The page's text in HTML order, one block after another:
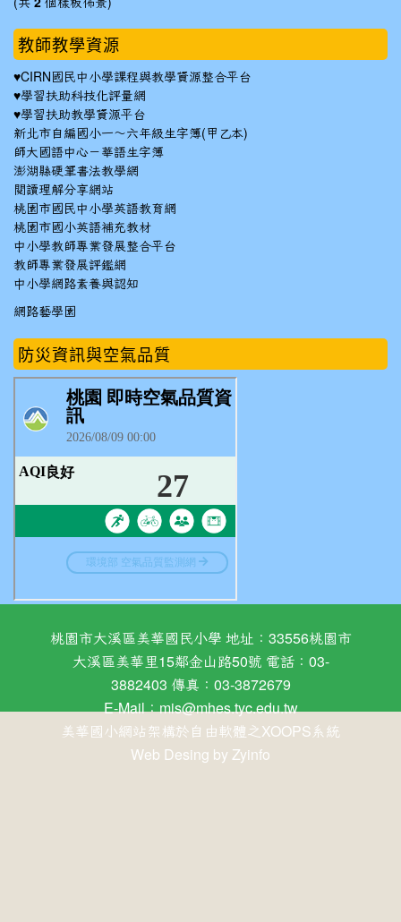
教師教學資源
♥CIRN國民中小學課程與教學資源整合平台
♥學習扶助科技化評量網
♥學習扶助教學資源平台
新北市自編國小一～六年級生字簿(甲乙本)
師大國語中心－華語生字簿
澎湖縣硬筆書法教學網
閱讀理解分享網站
桃園市國民中小學英語教育網
桃園市國小英語補充教材
中小學教師專業發展整合平台
教師專業發展評鑑網
中小學網路素養與認知
網路藝學園
防災資訊與空氣品質
桃園市大溪區美華國民小學 地址：33556桃園市
大溪區美華里15鄰金山路50號 電話：03-
3882403 傳真：03-3872679
E-Mail：mis@mhes.tyc.edu.tw
美華國小網站架構於自由軟體之XOOPS系統
Web Desing by Zyinfo